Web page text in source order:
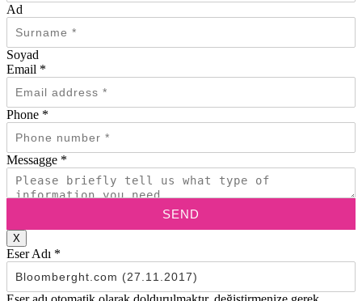
Ad
Soyad
Email *
Phone *
Messagge *
SEND
X
Eser Adı *